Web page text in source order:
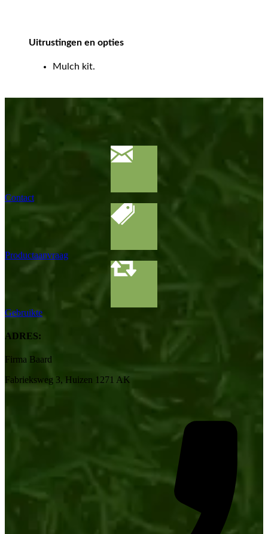
Uitrustingen en opties
Mulch kit.
Contact
Productaanvraag
Gebruikte
ADRES:
Firma Baard
Fabrieksweg 3, Huizen 1271 AK